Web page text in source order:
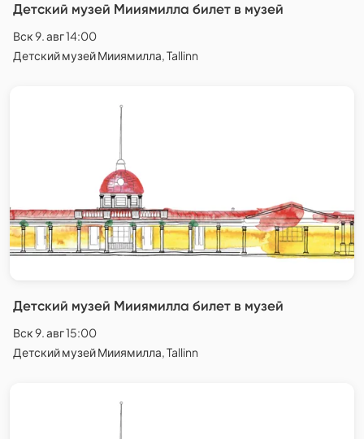
Детский музей Мииямилла билет в музей
Вск 9. авг 14:00
Детский музей Мииямилла, Tallinn
Детский музей Мииямилла билет в музей
Вск 9. авг 15:00
Детский музей Мииямилла, Tallinn